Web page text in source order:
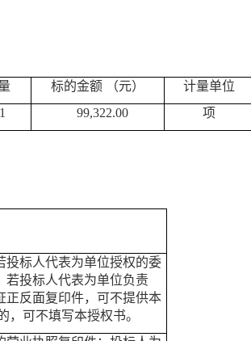
标的金额 （元） 计量单位
1 99,322.00 项
标人代表为单位授权的委
若投标人代表为单位负责
正反面复印件，可不提供本
可不填写本授权书。